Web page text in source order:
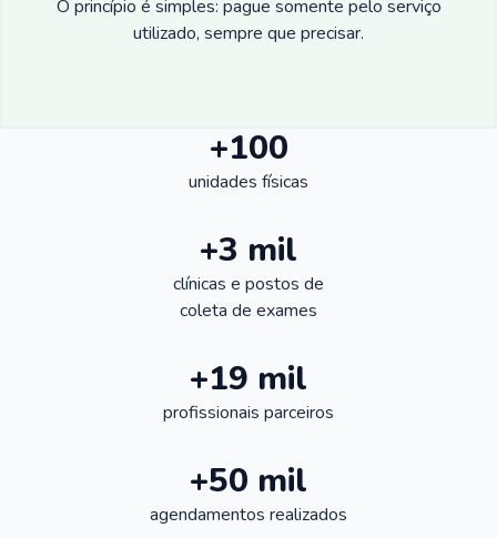
O princípio é simples: pague somente pelo serviço
utilizado, sempre que precisar.
+100
unidades físicas
+3 mil
clínicas e postos de
coleta de exames
+19 mil
profissionais parceiros
+50 mil
agendamentos realizados